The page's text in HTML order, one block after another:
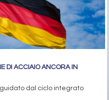
DI ACCIAIO ANCORA IN
dal ciclo integrato